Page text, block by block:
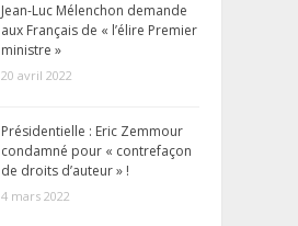
Jean-Luc Mélenchon demande
aux Français de « l’élire Premier
ministre »
20 avril 2022
Présidentielle : Eric Zemmour
condamné pour « contrefaçon
de droits d’auteur » !
4 mars 2022